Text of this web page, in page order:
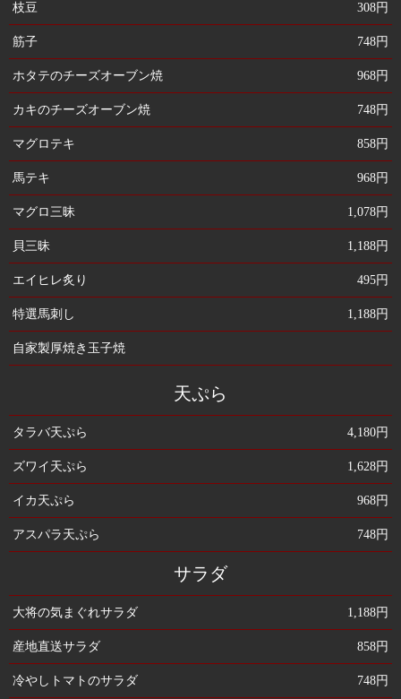
枝豆 308円
筋子 748円
ホタテのチーズオーブン焼 968円
カキのチーズオーブン焼 748円
マグロテキ 858円
馬テキ 968円
マグロ三昧 1,078円
貝三昧 1,188円
エイヒレ炙り 495円
特選馬刺し 1,188円
自家製厚焼き玉子焼
天ぷら
タラバ天ぷら 4,180円
ズワイ天ぷら 1,628円
イカ天ぷら 968円
アスパラ天ぷら 748円
サラダ
大将の気まぐれサラダ 1,188円
産地直送サラダ 858円
冷やしトマトのサラダ 748円